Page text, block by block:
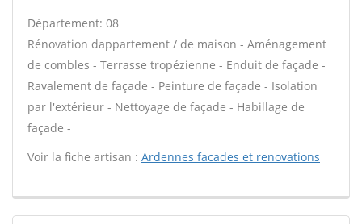
Département: 08
Rénovation dappartement / de maison - Aménagement
de combles - Terrasse tropézienne - Enduit de façade -
Ravalement de façade - Peinture de façade - Isolation
par l'extérieur - Nettoyage de façade - Habillage de
façade -
Voir la fiche artisan : Ardennes facades et renovations